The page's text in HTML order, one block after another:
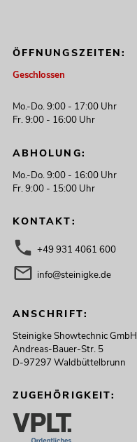
ÖFFNUNGSZEITEN:
Geschlossen
Mo.-Do. 9:00 - 17:00 Uhr
Fr. 9:00 - 16:00 Uhr
ABHOLUNG:
Mo.-Do. 9:00 - 16:00 Uhr
Fr. 9:00 - 15:00 Uhr
KONTAKT:
+49 931 4061 600
info@steinigke.de
ANSCHRIFT:
Steinigke Showtechnic GmbH
Andreas-Bauer-Str. 5
D-97297 Waldbüttelbrunn
ZUGEHÖRIGKEIT: